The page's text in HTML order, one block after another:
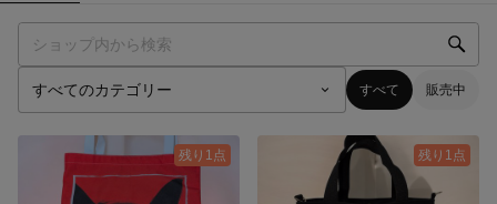
すべて 販売中
残り1点 残り1点